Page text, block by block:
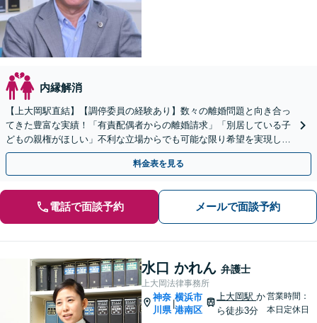
内縁解消
【上大岡駅直結】【調停委員の経験あり】数々の離婚問題と向き合っ
てきた豊富な実績！「有責配偶者からの離婚請求」「別居している子
どもの親権がほしい」不利な立場からでも可能な限り希望を実現しま
す【完全個室対応】【子連れ相談可】【ビデオ面談対応】
料金表を見る
電話で面談予約 メールで面談予約
水口 かれん 弁護士
上大岡法律事務所
神奈
川県
横浜市
港南区
上大岡駅か
ら徒歩3分
営業時間：
本日定休日